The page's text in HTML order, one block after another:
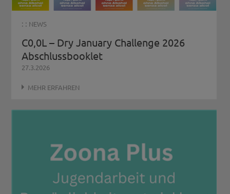
: : NEWS
C0,0L – Dry January Challenge 2026
Abschlussbooklet
27.3.2026
MEHR ERFAHREN